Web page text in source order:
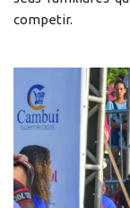
competir.